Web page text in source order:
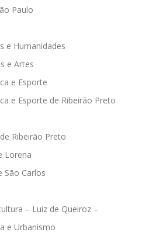
Paulo
e Humanidades
e Artes
e Esporte
e Esporte de Ribeirão Preto
Ribeirão Preto
Lorena
São Carlos
– Luiz de Queiroz –
e Urbanismo